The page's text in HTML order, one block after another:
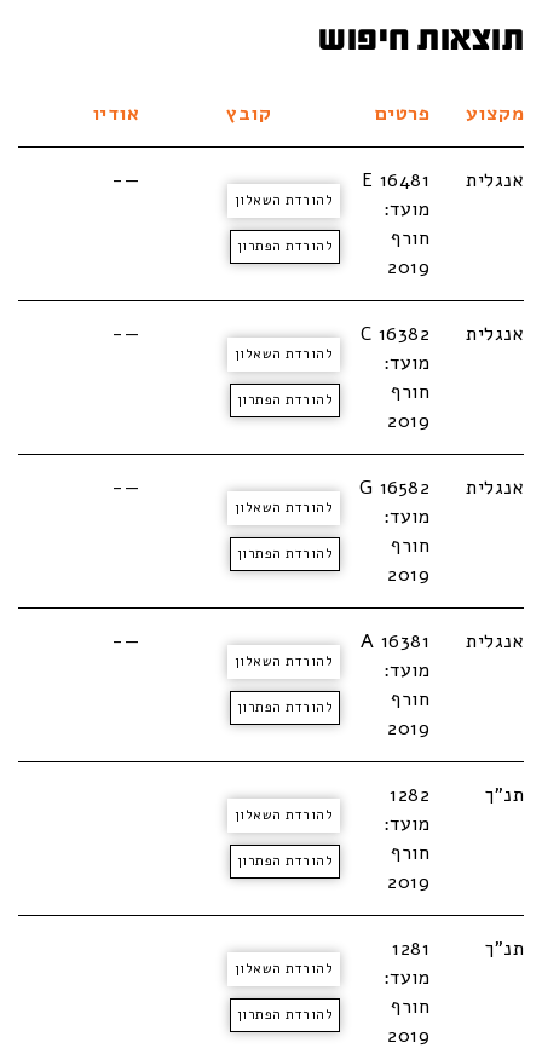
תוצאות חיפוש
מקצוע פרטים קובץ אודיו
אנגלית
E 16481
מועד:
חורף
2019
להורדת השאלון
להורדת הפתרון
—-
אנגלית
C 16382
מועד:
חורף
2019
להורדת השאלון
להורדת הפתרון
—-
אנגלית
G 16582
מועד:
חורף
2019
להורדת השאלון
להורדת הפתרון
—-
אנגלית
A 16381
מועד:
חורף
2019
להורדת השאלון
להורדת הפתרון
—-
תנ"ך
1282
מועד:
חורף
2019
להורדת השאלון
להורדת הפתרון
תנ"ך
1281
מועד:
חורף
2019
להורדת השאלון
להורדת הפתרון